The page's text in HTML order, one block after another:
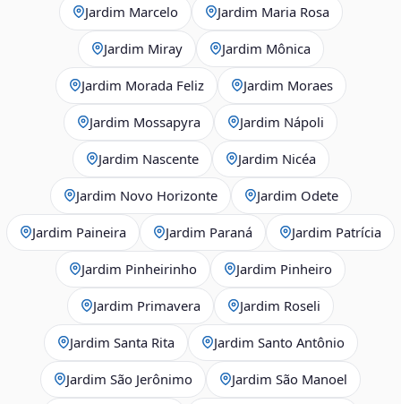
Jardim Marcelo Jardim Maria Rosa
Jardim Miray Jardim Mônica
Jardim Morada Feliz Jardim Moraes
Jardim Mossapyra Jardim Nápoli
Jardim Nascente Jardim Nicéa
Jardim Novo Horizonte Jardim Odete
Jardim Paineira Jardim Paraná Jardim Patrícia
Jardim Pinheirinho Jardim Pinheiro
Jardim Primavera Jardim Roseli
Jardim Santa Rita Jardim Santo Antônio
Jardim São Jerônimo Jardim São Manoel